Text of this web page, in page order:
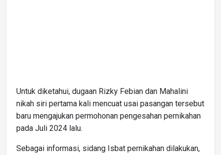
Untuk diketahui, dugaan Rizky Febian dan Mahalini
nikah siri pertama kali mencuat usai pasangan tersebut
baru mengajukan permohonan pengesahan pernikahan
pada Juli 2024 lalu.
Sebagai informasi, sidang Isbat pernikahan dilakukan,